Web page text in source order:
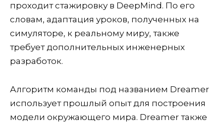
проходит стажировку в DeepMind. По его
словам, адаптация уроков, полученных на
симуляторе, к реальному миру, также
требует дополнительных инженерных
разработок.
Алгоритм команды под названием Dreamer
использует прошлый опыт для построения
модели окружающего мира. Dreamer также